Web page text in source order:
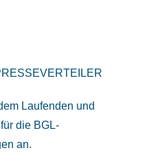
Laufenden und
die BGL-
an.